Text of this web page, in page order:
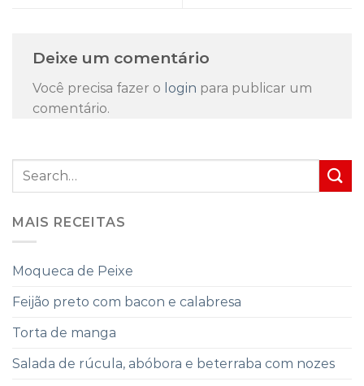
Deixe um comentário
Você precisa fazer o login para publicar um
comentário.
MAIS RECEITAS
Moqueca de Peixe
Feijão preto com bacon e calabresa
Torta de manga
Salada de rúcula, abóbora e beterraba com nozes